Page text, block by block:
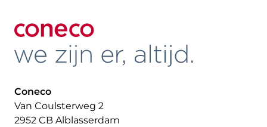
Coneco
Van Coulsterweg 2
2952 CB Alblasserdam